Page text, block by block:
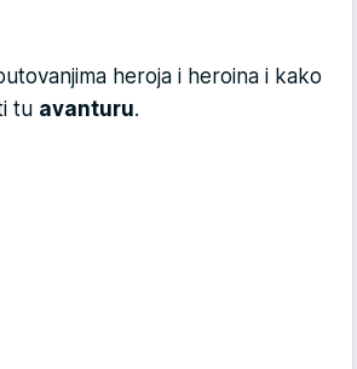
heroja i heroina i kako
tu avanturu.